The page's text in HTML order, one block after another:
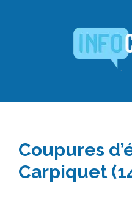
Coupures
Carpiquet